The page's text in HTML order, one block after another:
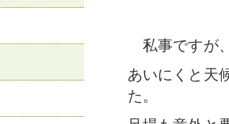
私事ですが
あいにくと天
た。